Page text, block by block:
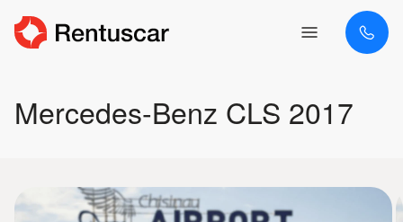
Mercedes-Benz CLS 2017